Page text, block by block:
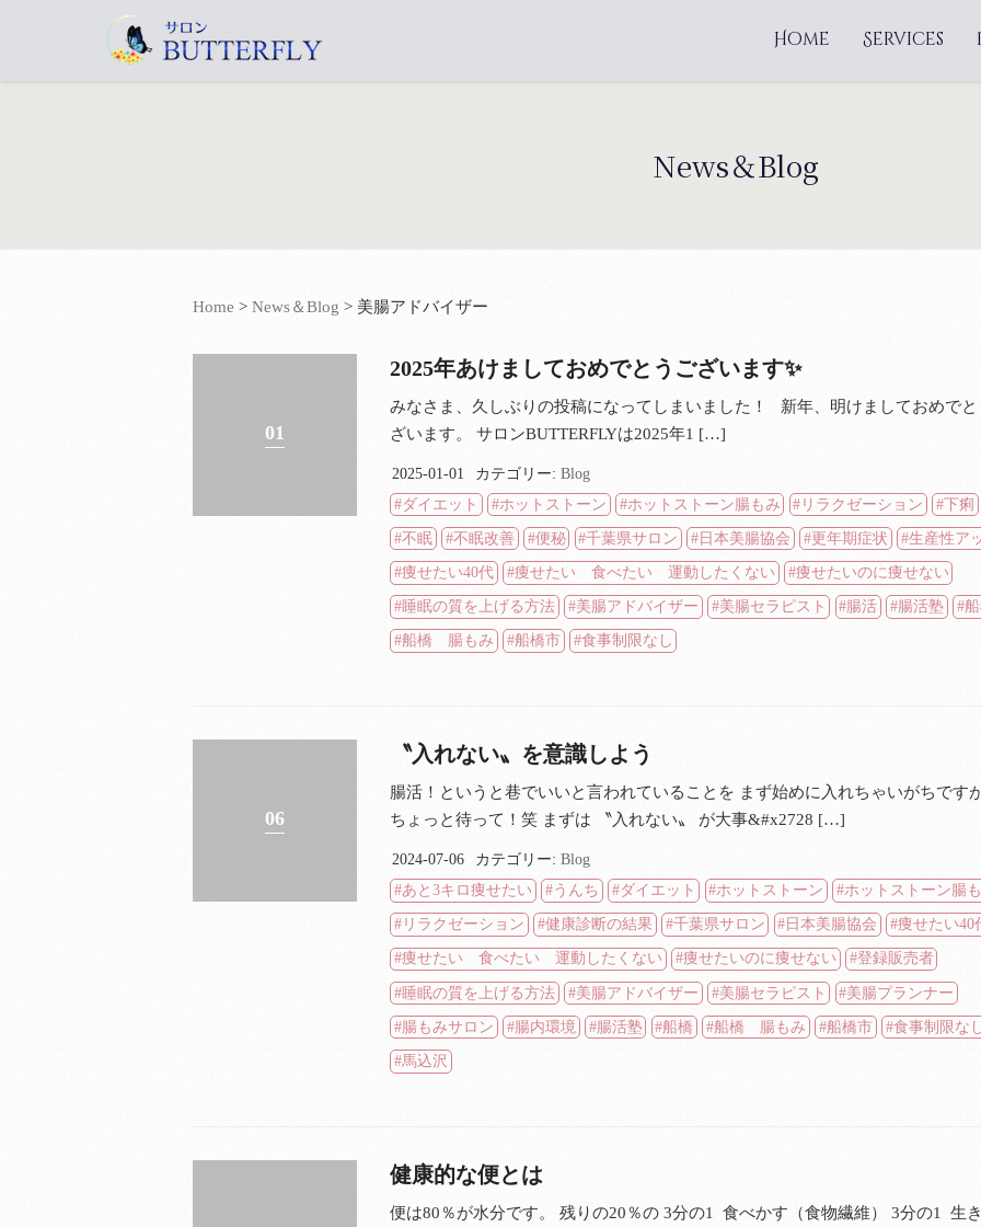
Home Services
News＆Blog
Home >News＆Blog > 美腸アドバイザー
01
2025年あけましておめでとうございます✨
みなさま、久しぶりの投稿になってしまいました！ 新年、明けましておめでと
ざいます。 サロンBUTTERFLYは2025年1 […]
2025-01-01 カテゴリー: Blog
ダイエット
ホットストーン ホットストーン腸もみ リラクゼーション 下痢
不眠 不眠改善 便秘 千葉県サロン 日本美腸協会 更年期症状 生産性ア
痩せたい40代 痩せたい 食べたい 運動したくない 痩せたいのに痩せない
睡眠の質を上げる方法 美腸アドバイザー 美腸セラピスト 腸活 腸活塾
船橋 腸もみ 船橋市 食事制限なし
06
〝入れない〟を意識しよう
腸活！というと巷でいいと言われていることを まず始めに入れちゃいがちです
ちょっと待って！笑 まずは 〝入れない〟 が大事&#x2728 […]
2024-07-06 カテゴリー: Blog
あと3キロ痩せたい
うんち ダイエット ホットストーン ホットストーン腸
リラクゼーション 健康診断の結果 千葉県サロン 日本美腸協会 痩せたい40
痩せたい 食べたい 運動したくない 痩せたいのに痩せない 登録販売者
睡眠の質を上げる方法 美腸アドバイザー 美腸セラピスト 美腸プランナー
腸もみサロン 腸内環境 腸活塾 船橋 船橋 腸もみ 船橋市 食事制限な
馬込沢
健康的な便とは
便は80％が水分です。 残りの20％の 3分の1 食べかす（食物繊維） 3分の1 生